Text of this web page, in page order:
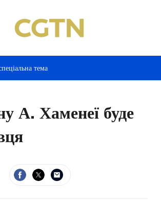
тема
А. Хаменеї буде